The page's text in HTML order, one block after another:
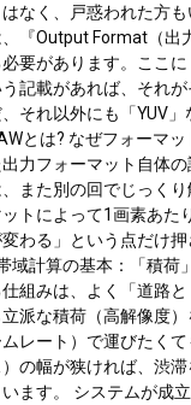
はなく、戸惑われた方
、『Output Format（出
必要があります。ここ
う記載があれば、それ
、それ以外にも「YUV
とは? なぜフォーマ
出力フォーマット自体
、また別の回でじっく
ットによって1画素あた
わる」という点だけ押
域計算の基本：「積荷
仕組みは、よく「道路
立派な積荷（高解像度
ムレート）で運びたく
）の幅が狭ければ、渋
います。 システムが成